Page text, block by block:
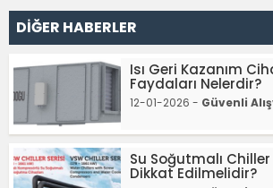
DİĞER HABERLER
Isı Geri Kazanım
Faydaları Nelerdir?
12-01-2026 - Güvenli
Su Soğutmalı
Dikkat Edilmelidir?